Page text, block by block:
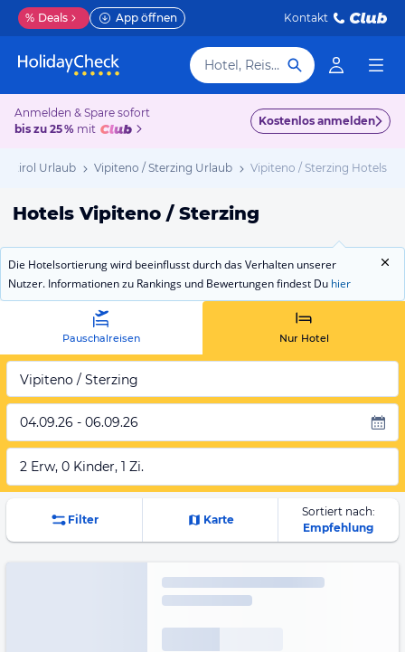
% Deals App öffnen Kontakt
Hotel, Reiseziel
Anmelden & Spare sofort
bis zu 25 % mit
Kostenlos anmelden
Urlaub Vipiteno / Sterzing Urlaub Vipiteno / Sterzing Hotels
Hotels Vipiteno / Sterzing
Die Hotelsortierung wird beeinflusst durch das Verhalten unserer
Nutzer. Informationen zu Rankings und Bewertungen findest Du hier
Pauschalreisen Nur Hotel
Vipiteno / Sterzing
04.09.26 - 06.09.26
2 Erw, 0 Kinder, 1 Zi.
Filter Karte
Sortiert nach:
Empfehlung